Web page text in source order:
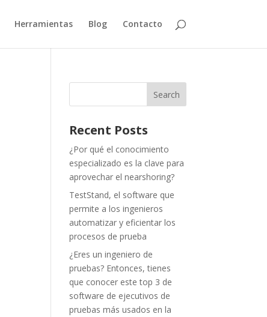
Herramientas Blog Contacto
Recent Posts
¿Por qué el conocimiento
especializado es la clave para
aprovechar el nearshoring?
TestStand, el software que
permite a los ingenieros
automatizar y eficientar los
procesos de prueba
¿Eres un ingeniero de
pruebas? Entonces, tienes
que conocer este top 3 de
software de ejecutivos de
pruebas más usados en la